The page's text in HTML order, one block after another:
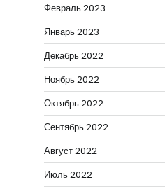
Февраль 2023
Январь 2023
Декабрь 2022
Ноябрь 2022
Октябрь 2022
Сентябрь 2022
Август 2022
Июль 2022